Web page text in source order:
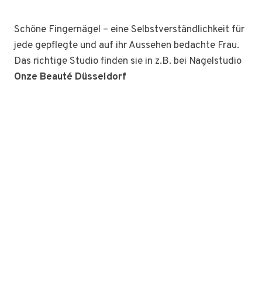
Schöne Fingernägel – eine Selbstverständlichkeit für
jede gepflegte und auf ihr Aussehen bedachte Frau.
Das richtige Studio finden sie in z.B. bei Nagelstudio
Onze Beauté Düsseldorf